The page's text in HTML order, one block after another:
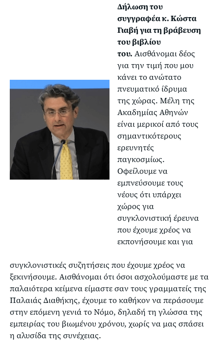
Δήλωση του
συγγραφέα κ. Κώστα
Γιαβή για τη βράβευση
του βιβλίου
του. Αισθάνομαι δέος
για την τιμή που μου
κάνει το ανώτατο
πνευματικό ίδρυμα
της χώρας. Μέλη της
Ακαδημίας Αθηνών
είναι μερικοί από τους
σημαντικότερους
ερευνητές
παγκοσμίως.
Οφείλουμε να
εμπνεύσουμε τους
νέους ότι υπάρχει
χώρος για
συγκλονιστική έρευνα
που έχουμε χρέος να
εκπονήσουμε και για
συγκλονιστικές συζητήσεις που έχουμε χρέος να
ξεκινήσουμε. Αισθάνομαι ότι όσοι ασχολούμαστε με τα
παλαιότερα κείμενα είμαστε σαν τους γραμματείς της
Παλαιάς Διαθήκης, έχουμε το καθήκον να περάσουμε
στην επόμενη γενιά το Νόμο, δηλαδή τη γλώσσα της
εμπειρίας του βιωμένου χρόνου, χωρίς να μας σπάσει
η αλυσίδα της συνέχειας.